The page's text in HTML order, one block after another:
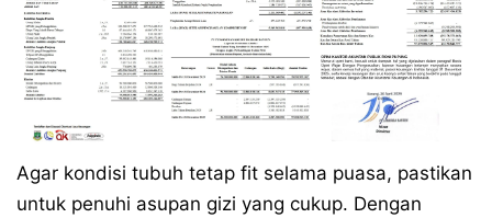
Agar kondisi tubuh tetap fit selama puasa, pastikan
untuk penuhi asupan gizi yang cukup. Dengan